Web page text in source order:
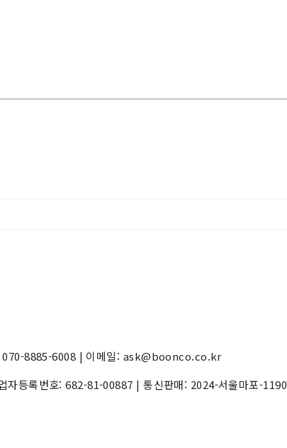
070-8885-6008 | 이메일: ask@boonco.co.kr
자등록번호:682-81-00887 | 통신판매: 2024-서울마포-1190